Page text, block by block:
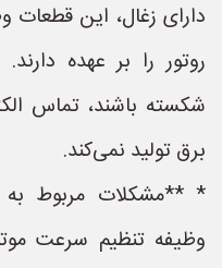
دارای زغال، این قطعات
روتور را بر عهده دارند.
شکسته باشند، تماس
برق تولید نمی‌کند.
وظیفه تنظیم سرعت